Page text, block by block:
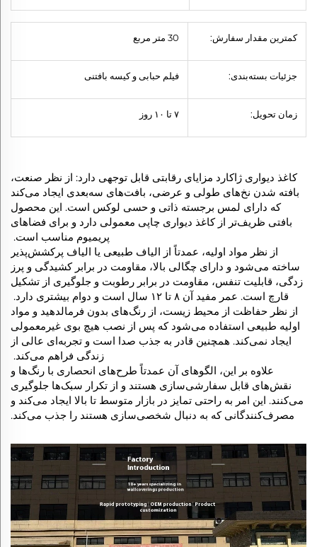
کمترین مقدار سفارش: 30 متر مربع
جزئیات بسته‌بندی: فیلم حبابی و کیسه بافتنی
زمان تحویل: ۷ تا ۱۰ روز
کاغذ دیواری ژاکارد مزایای رقابتی قابل توجهی دارد: از نظر صنعت،
بافته شدن نخ‌های طولی و عرضی، بافت‌های سه‌بعدی ایجاد می‌کند
که دارای لمس برجسته ذاتی و حسی لوکس است. این محصول
بافتی ظریف‌تر از کاغذ دیواری چاپی معمولی دارد و برای فضاهای
پریمیوم مناسب است.
از نظر مواد اولیه، عمدتاً از الیاف طبیعی یا الیاف پرکشش‌پذیر
ساخته می‌شود و دارای چگالی بالا، مقاومت در برابر کشیدگی و پرز
زدگی، قابلیت تنفس، مقاومت در برابر رطوبت و جلوگیری از تشکیل
قارچ است. عمر مفید آن ۸ تا ۱۲ سال است و دوام بیشتری دارد.
از نظر حفاظت از محیط زیست، از رنگ‌های بدون فرمالدهید و مواد
اولیه طبیعی استفاده می‌شود که پس از نصب هیچ بوی غیرمعمولی
ایجاد نمی‌کند. همچنین قادر به جذب صدا است و تجربه‌ای عالی از
زندگی فراهم می‌کند.
علاوه بر این، الگوهای آن عمدتاً طرح‌های انحصاری با رنگ‌ها و
نقش‌های قابل سفارشی‌سازی هستند و از تکرار سبک‌ها جلوگیری
می‌کنند. این امر به راحتی تمایز در بازار متوسط تا بالا ایجاد می‌کند و
مصرف‌کنندگانی که به دنبال شخصی‌سازی هستند را جذب می‌کند.